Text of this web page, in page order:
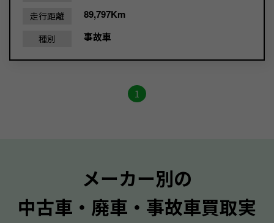
走行距離 89,797Km
種別 事故車
1
メーカー別の
中古車・廃車・事故車買取実